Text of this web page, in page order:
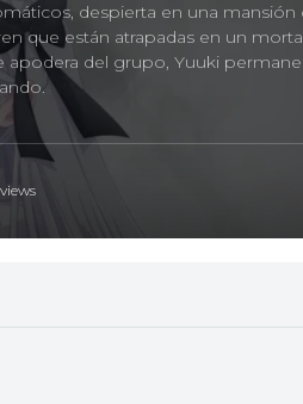
despierta en una mansión
que están atrapadas en un
apodera del grupo, Yuuki